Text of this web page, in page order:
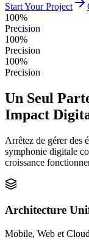
Start Your Project
100%
Precision
100%
Precision
100%
Precision
Un Seul
Impact
Arrêtez de gérer des
symphonie digitale
croissance
Architecture
Mobile, Web et